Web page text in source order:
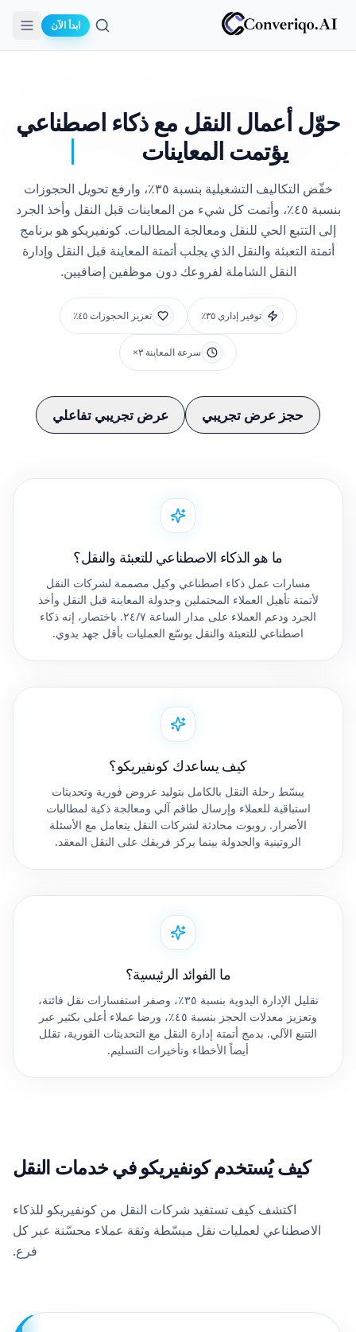
ابدأ الآن
حوّل أعمال النقل معذكاء اصطناعي
يؤتمت المعاينات
خفّض التكاليف التشغيلية بنسبة ٣٥٪، وارفع تحويل الحجوزات
بنسبة ٤٥٪، وأتمت كل شيء من المعاينات قبل النقل وأخذ الجرد
إلى التتبع الحي للنقل ومعالجة المطالبات. كونفيريكو هو برنامج
أتمتة التعبئة والنقل الذي يجلب أتمتة المعاينة قبل النقل وإدارة
النقل الشاملة لفروعك دون موظفين إضافيين.
توفير إداري ٣٥٪ تعزيز الحجوزات ٤٥٪
سرعة المعاينة ٣×
حجز عرض تجريبي عرض تجريبي تفاعلي
ما هو الذكاء الاصطناعي للتعبئة والنقل؟
مسارات عمل ذكاء اصطناعي وكيل مصممة لشركات النقل
لأتمتة تأهيل العملاء المحتملين وجدولة المعاينة قبل النقل وأخذ
الجرد ودعم العملاء على مدار الساعة ٢٤/٧. باختصار، إنه ذكاء
اصطناعي للتعبئة والنقل يوسّع العمليات بأقل جهد يدوي.
كيف يساعدك كونفيريكو؟
يبسّط رحلة النقل بالكامل بتوليد عروض فورية وتحديثات
استباقية للعملاء وإرسال طاقم آلي ومعالجة ذكية لمطالبات
الأضرار. روبوت محادثة لشركات النقل يتعامل مع الأسئلة
الروتينية والجدولة بينما يركز فريقك على النقل المعقد.
ما الفوائد الرئيسية؟
تقليل الإدارة اليدوية بنسبة ٣٥٪، وصفر استفسارات نقل فائتة،
وتعزيز معدلات الحجز بنسبة ٤٥٪، ورضا عملاء أعلى بكثير عبر
التتبع الآلي. بدمج أتمتة إدارة النقل مع التحديثات الفورية، تقلل
أيضاً الأخطاء وتأخيرات التسليم.
كيف يُستخدم كونفيريكو في خدمات النقل
اكتشف كيف تستفيد شركات النقل من كونفيريكو للذكاء
الاصطناعي لعمليات نقل مبسّطة وثقة عملاء محسّنة عبر كل
فرع.